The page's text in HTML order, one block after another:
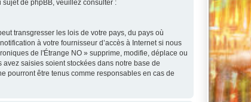
sujet de phpBB, veuillez consulter :
transgresser les lois de votre pays, du pays où
à votre fournisseur d’accès à Internet si nous
de l'Étrange NO » supprime, modifie, déplace ou
saisies soient stockées dans notre base de
pourront être tenus comme responsables en cas de